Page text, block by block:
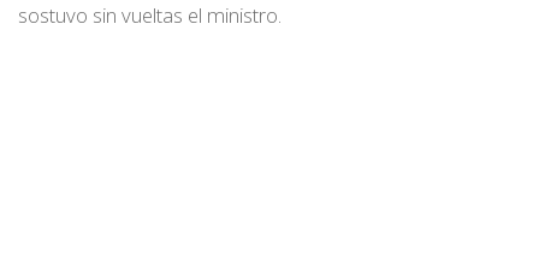
sostuvo sin vueltas el ministro.